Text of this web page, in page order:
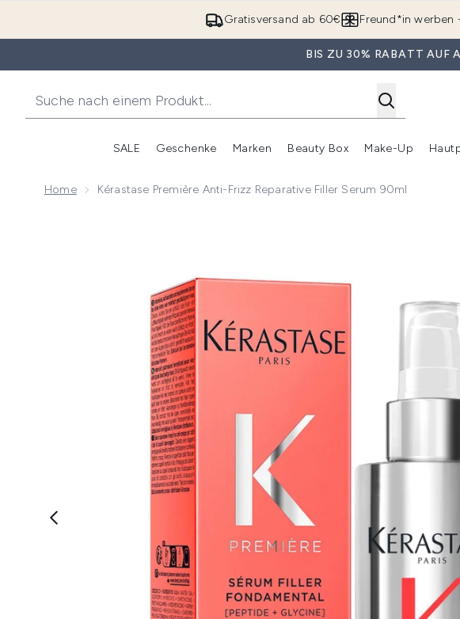
Gratisversand ab 60€ Freund*in werben
BIS ZU 30% RABATT AUF
SALE
Untermenü Anmelden (SALE)
Geschenke
Untermenü Anmelden (Geschenke)
Marken
Untermenü Anmelden (Marken)
Beauty Box Make-Up
Home Kérastase Première Anti-Frizz Reparative Filler Serum 90ml